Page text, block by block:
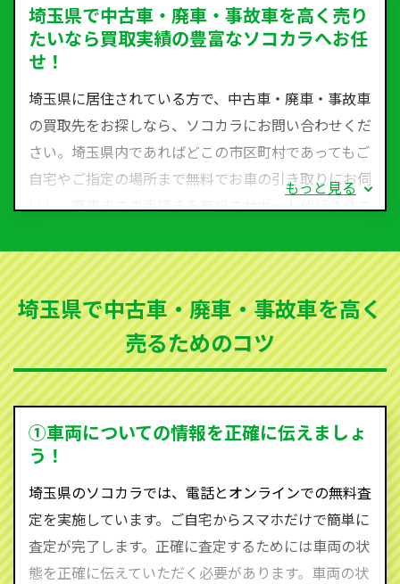
埼玉県で中古車・廃車・事故車を高く売り
たいなら買取実績の豊富なソコカラへお任
せ！
埼玉県に居住されている方で、中古車・廃車・事故車
の買取先をお探しなら、ソコカラにお問い合わせくだ
さい。埼玉県内であればどこの市区町村であってもご
自宅やご指定の場所まで無料でお車の引き取りにお伺
いし、廃車までの手続きを無料でサポート代行させて
など動かない車、水害車、不動車、乗らなくなってし
まった車、車検が切れて動かすことができない車でも
買取可能です。
ソコカラは世界１１０か国に独自の販売ネットワーク
を持ち、国内に自社物流網、自社ヤードをもっている
ため、中間マージンがかかりません。だから高価買取
を実現し、お客様に利益を還元することができるので
す。
590-870）までお問い合わせ下さい。
査定・ご相談・見積もりはすべて無料で行います。安
心してお問い合わせください。
もっと見る
埼玉県で中古車・廃車・事故車を高く
売るためのコツ
①車両についての情報を正確に伝えましょ
う！
埼玉県のソコカラでは、電話とオンラインでの無料査
定を実施しています。ご自宅からスマホだけで簡単に
査定が完了します。正確に査定するためには車両の状
態を正確に伝えていただく必要があります。車両の状